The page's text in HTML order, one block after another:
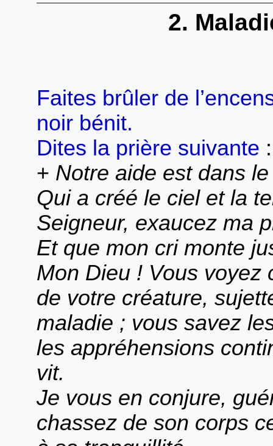
2.
Faites brûler de
noir bénit.
Dites la prière suivante :
+ Notre aide est dans
Qui a créé le ciel et la
Seigneur, exaucez ma
Et que mon cri monte
Mon Dieu ! Vous voyez
de votre créature,
maladie ; vous savez
les appréhensions
vit.
Je vous en conjure,
chassez de son corps